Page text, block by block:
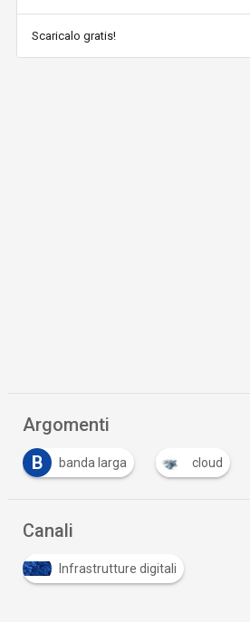
Scaricalo gratis!
Argomenti
B
banda larga cloud
Canali
Infrastrutture digitali